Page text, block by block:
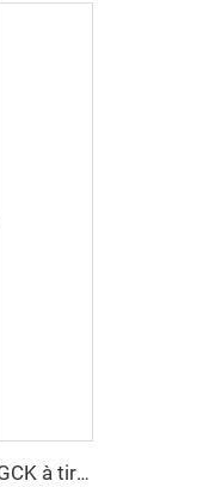
Armoire à disjoncteurs basse tension GCK à tiroirs